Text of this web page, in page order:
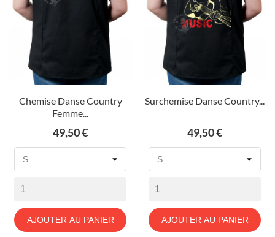
Chemise Danse Country
Femme...
Prix
49,50 €
AJOUTER AU PANIER
Surchemise Danse Country...
Prix
49,50 €
AJOUTER AU PANIER